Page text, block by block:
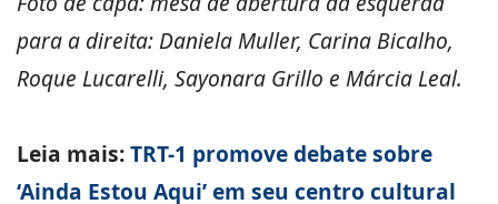
para a direita: Daniela Muller, Carina Bicalho,
Roque Lucarelli, Sayonara Grillo e Márcia Leal.
Leia mais:TRT-1 promove debate sobre
‘Ainda Estou Aqui’ em seu centro cultural